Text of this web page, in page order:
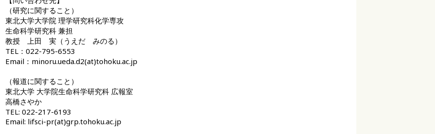
（研究に関すること）
東北大学大学院 理学研究科化学専攻
生命科学研究科 兼担
教授 上田 実（うえだ みのる）
TEL：022-795-6553
Email：minoru.ueda.d2(at)tohoku.ac.jp
（報道に関すること）
東北大学 大学院生命科学研究科 広報室
高橋さやか
TEL: 022-217-6193
Email: lifsci-pr(at)grp.tohoku.ac.jp